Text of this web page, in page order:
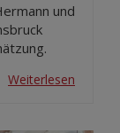
und
Weiterlesen